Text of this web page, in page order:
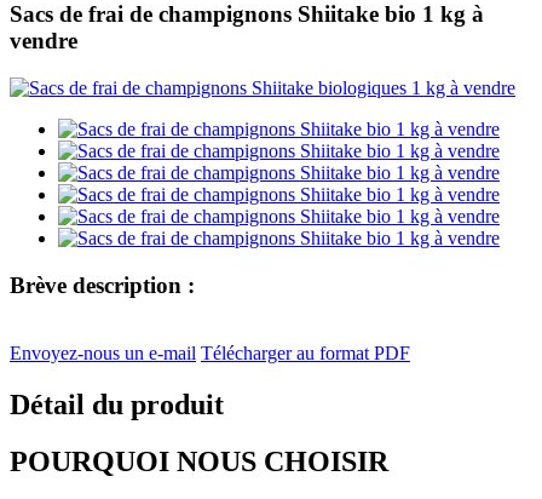
Sacs de frai de champignons Shiitake bio 1 kg à
vendre
Brève description :
Envoyez-nous un e-mail Télécharger au format PDF
Détail du produit
POURQUOI NOUS CHOISIR